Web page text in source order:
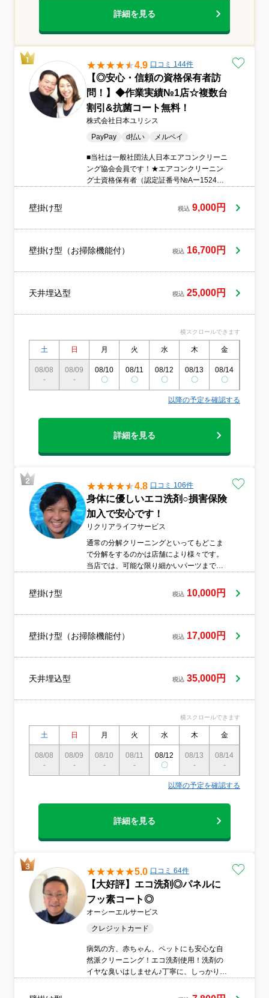
詳細を見る
4.9 口コミ 144件
【◎安心・信頼の資格保有者訪
問！】◆作業実績№1店☆複数台
割引&抗菌コート無料！
株式会社日本ユリシス
PayPay
d払い メルペイ
■当社は一般社団法人日本エアコンクリーニ
ング協会会員です！★エアコンクリーニン
グ士資格保有者（認定証番号№Aー1524）
ス！★口コミ高評価店舗！★掲載写真の代
表が直接お伺いします★訪問時はマスク着
のいるご家庭でも使いやすい洗浄剤を使用
ご依頼で割引あり★万が一に備え、損害賠
壁掛け型 税込 9,000円
壁掛け型（お掃除機能付） 税込 16,700円
天井埋込型 税込 25,000円
横スクロールできます
土 日 月 火 水 木 金
08/08
-
08/09
-
08/10
〇
08/11
〇
08/12
〇
08/13
〇
08/14
〇
以降の予定を確認する
詳細を見る
4.8 口コミ 106件
身体に優しいエコ洗剤○損害保険
加入で安心です！
リクリアライフサービス
通常の分解クリーニングといってもどこま
で分解をするのかは店舗により様々です。
当店では、可能な限り細かいパーツまで分
す。また、エアコンクリーニングには身体
や環境に優しいエコ洗剤を使用していま
利用いただけるようエコ洗剤を導入してい
とうございます。当店はハウスクリーニン
と笑顔の創造」を目指して活動しておりま
お客様一人ひとりがどのようなことで笑顔
になれるかを考えながら、楽しんでお仕事
をさせていただいております。小さなお子
様がいらっしゃる場合には、体に優しい洗
りげなくカビを除去したりと、細かな配慮
対して、お客様から後日メッセージを頂け
大きな喜びを感じます。当店の目的は、単
に掃除をすることだけではありません。ク
リーニング後にお客様の生活がより快適で
豊かになり、そこに笑顔が生まれてこそ、
した際は是非ご要望をお聞かせ下さい。ま
た、「ここの汚はどうすれば落ちる？」
「汚れない様にするコツは？」「ここが壊
れてるような気がする」等々、どんなこと
問には全力で丁寧にお答えいたします！
ーニングと併せて、消臭抗菌コートのご利
用もおすすめしております。このコートを
施すことで、以下のようなメリットがござ
壁掛け型 税込 10,000円
壁掛け型（お掃除機能付） 税込 17,000円
天井埋込型 税込 35,000円
横スクロールできます
土 日 月 火 水 木 金
08/08
-
08/09
-
08/10
-
08/11
-
08/12
〇
08/13
-
08/14
-
以降の予定を確認する
詳細を見る
5.0 口コミ 64件
【大好評】エコ洗剤◎パネルに
フッ素コート◎
オーシーエルサービス
クレジットカード
病気の方、赤ちゃん、ペットにも安心な自
然派クリーニング！エコ洗剤使用！洗剤の
イヤな臭いはしません♪丁寧に、しっかり洗
No1のエアコンクリーニングをぜひお試し